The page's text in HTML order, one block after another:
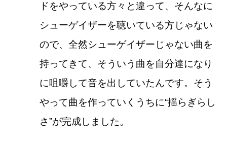
ドをやっている方々と違って、そんなに
シューゲイザーを聴いている方じゃない
ので、全然シューゲイザーじゃない曲を
持ってきて、そういう曲を自分達になり
に咀嚼して音を出していたんです。そう
やって曲を作っていくうちに“揺らぎらし
さ”が完成しました。